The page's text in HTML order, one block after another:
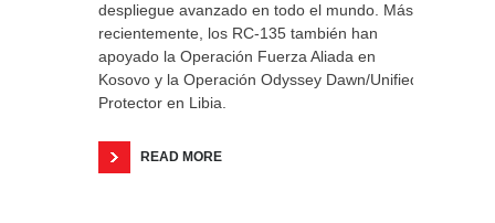
despliegue avanzado en todo el mundo. Más
recientemente, los RC-135 también han
apoyado la Operación Fuerza Aliada en
Kosovo y la Operación Odyssey Dawn/Unified
Protector en Libia.
READ MORE